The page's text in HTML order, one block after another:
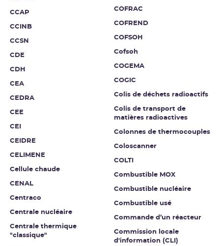
CCAP
CCINB
CCSN
CDE
CDH
CEA
CEDRA
CEE
CEI
CEIDRE
CELIMENE
Cellule chaude
CENAL
Centraco
Centrale nucléaire
Centrale thermique
"classique"
COFRAC
COFREND
COFSOH
Cofsoh
COGEMA
COGIC
Colis de déchets radioactifs
Colis de transport de
matières radioactives
Colonnes de thermocouples
Coloscanner
COLTI
Combustible MOX
Combustible nucléaire
Combustible usé
Commande d’un réacteur
Commission locale
d'information (CLI)